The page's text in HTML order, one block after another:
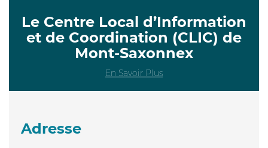
Le Centre Local d’Information
et de Coordination (CLIC) de
Mont-Saxonnex
En Savoir Plus
Adresse